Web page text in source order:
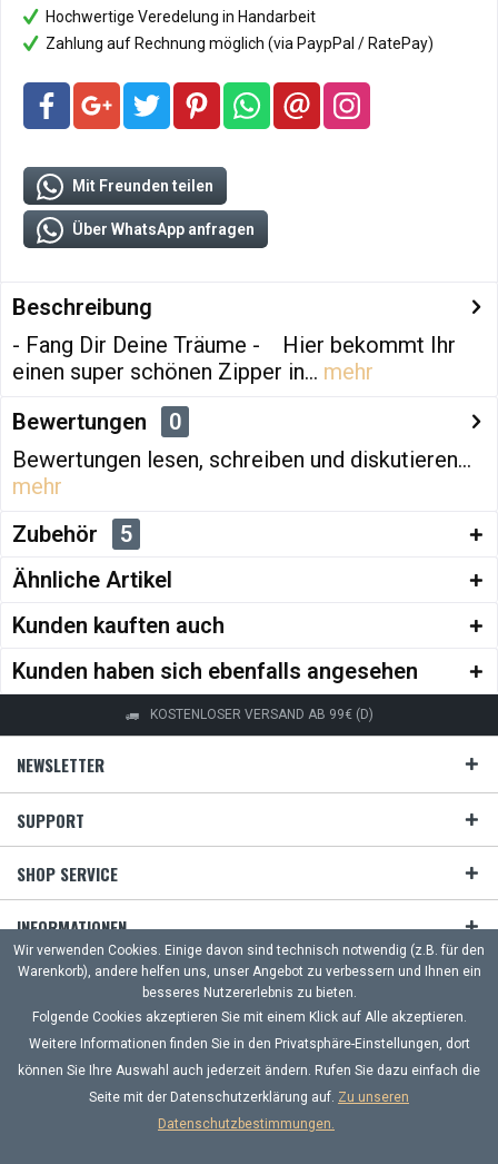
Hochwertige Veredelung in Handarbeit
Zahlung auf Rechnung möglich (via PaypPal / RatePay)
Mit Freunden teilen
Über WhatsApp anfragen
Beschreibung
- Fang Dir Deine Träume - Hier bekommt Ihr
einen super schönen Zipper in... mehr
Bewertungen
0
Bewertungen lesen, schreiben und diskutieren...
mehr
Zubehör
5
Ähnliche Artikel
Kunden kauften auch
Kunden haben sich ebenfalls angesehen
KOSTENLOSER VERSAND AB 99€ (D)
NEWSLETTER
SUPPORT
SHOP SERVICE
INFORMATIONEN
ZAHLUNG & VERSAND
UNSERE ZAHLUNGSARTEN
Häufige Fragen Kontakt
Versand und Zahlungsbedingungen
Wir verwenden Cookies. Einige davon sind technisch notwendig (z.B. für den
Warenkorb), andere helfen uns, unser Angebot zu verbessern und Ihnen ein
besseres Nutzererlebnis zu bieten.
Folgende Cookies akzeptieren Sie mit einem Klick auf Alle akzeptieren.
Weitere Informationen finden Sie in den Privatsphäre-Einstellungen, dort
können Sie Ihre Auswahl auch jederzeit ändern. Rufen Sie dazu einfach die
Seite mit der Datenschutzerklärung auf. Zu unseren
Datenschutzbestimmungen.